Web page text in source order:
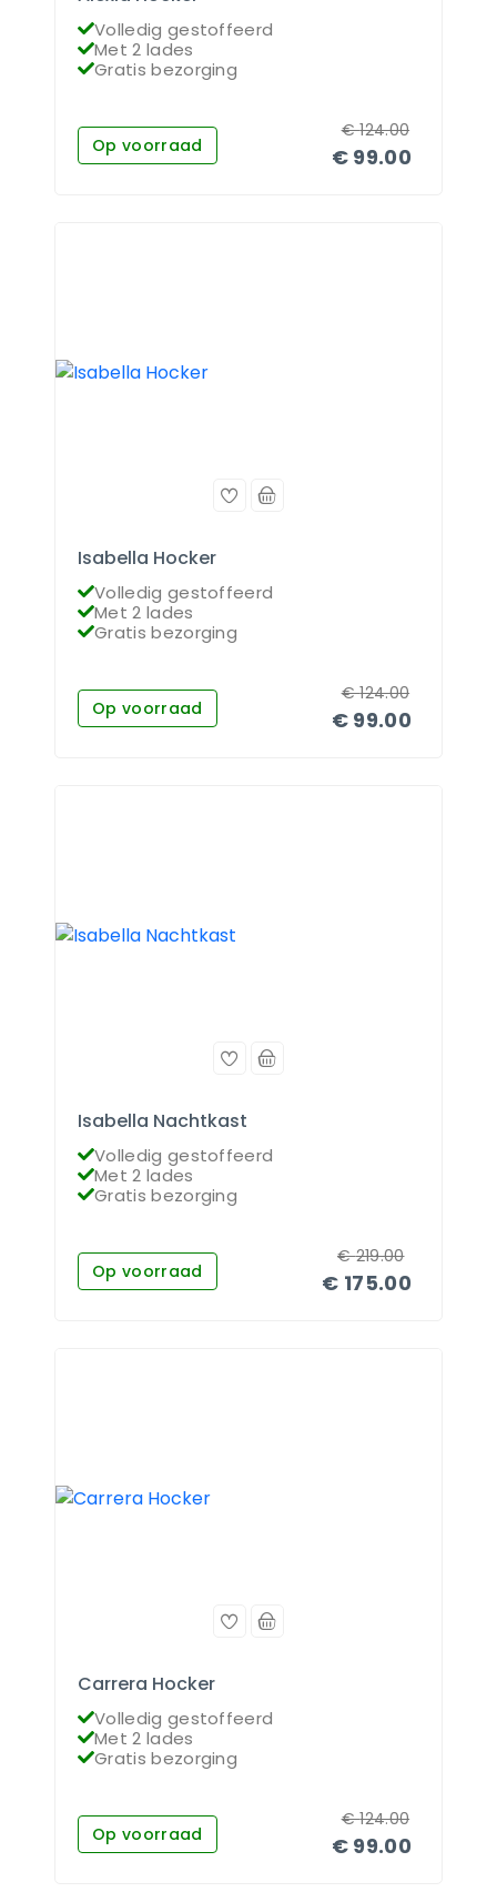
Volledig gestoffeerd
Met 2 lades
Gratis bezorging
Op voorraad € 99.00
€124.00
Isabella Hocker
Volledig gestoffeerd
Met 2 lades
Gratis bezorging
Op voorraad € 99.00
€124.00
Isabella Nachtkast
Volledig gestoffeerd
Met 2 lades
Gratis bezorging
Op voorraad € 175.00
€219.00
Carrera Hocker
Volledig gestoffeerd
Met 2 lades
Gratis bezorging
Op voorraad € 99.00
€124.00